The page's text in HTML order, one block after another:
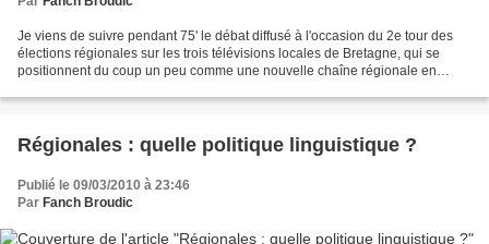
Je viens de suivre pendant 75' le débat diffusé à l'occasion du 2e tour des
élections régionales sur les trois télévisions locales de Bretagne, qui se
positionnent du coup un peu comme une nouvelle chaîne régionale en
Régionales : quelle politique linguistique ?
Publié le 09/03/2010 à 23:46
Par Fanch Broudic